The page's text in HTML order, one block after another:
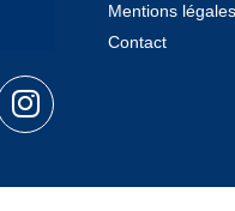
Mentions légales
Contact